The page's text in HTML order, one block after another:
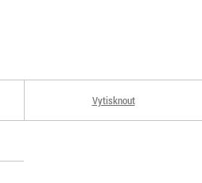
Vytisknout